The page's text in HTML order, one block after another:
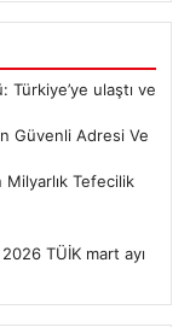
ulaştı ve
Güvenli Adresi Ve
Milyarlık Tefecilik
TÜİK mart ayı